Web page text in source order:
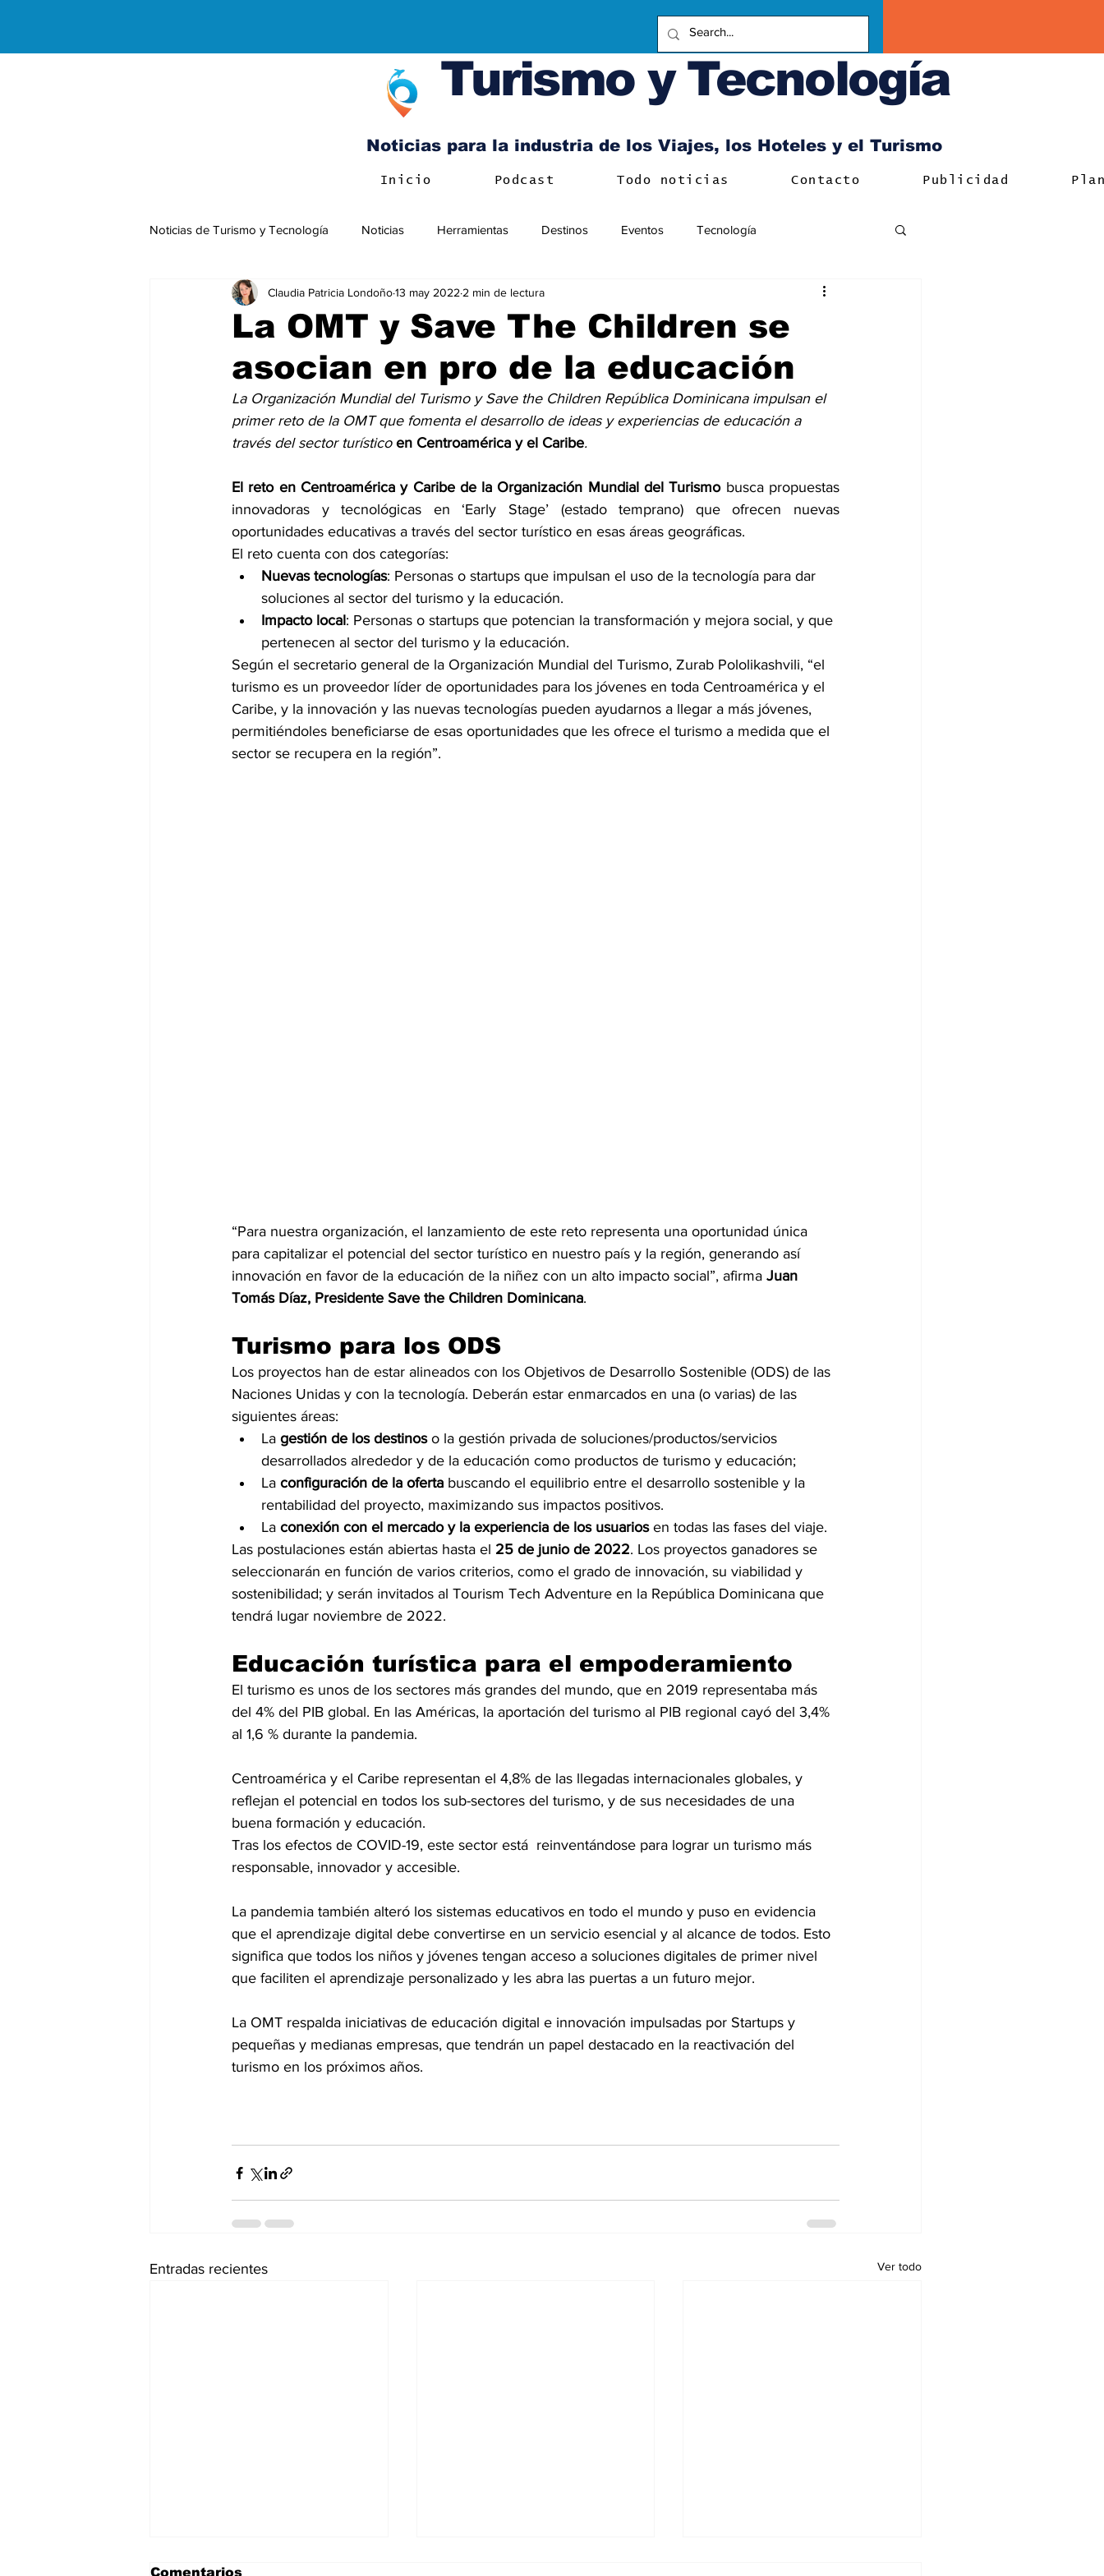
Turismo y Tecnología
Noticias para la industria de los Viajes, los Hoteles y el Turismo
Inicio Podcast Todo noticias Contacto Publicidad
Noticias de Turismo y Tecnología Noticias Herramientas Destinos Eventos Tecnología
Negocios Internacionales
La OMT y Save The Children se
asocian en pro de la educación
Claudia Patricia Londoño13 may 2022 2 min de lectura
La Organización Mundial del Turismo y Save the Children República Dominicana impulsan el
primer reto de la OMT que fomenta el desarrollo de ideas y experiencias de educación a
través del sector turístico en Centroamérica y el Caribe.
El reto en Centroamérica y Caribe de la Organización Mundial del Turismo busca propuestas
innovadoras y tecnológicas en ‘Early Stage’ (estado temprano) que ofrecen nuevas
oportunidades educativas a través del sector turístico en esas áreas geográficas.
El reto cuenta con dos categorías:
Nuevas tecnologías: Personas o startups que impulsan el uso de la tecnología para dar
soluciones al sector del turismo y la educación.
Impacto local: Personas o startups que potencian la transformación y mejora social, y que
pertenecen al sector del turismo y la educación.
Según el secretario general de la Organización Mundial del Turismo, Zurab Pololikashvili, “el
turismo es un proveedor líder de oportunidades para los jóvenes en toda Centroamérica y el
Caribe, y la innovación y las nuevas tecnologías pueden ayudarnos a llegar a más jóvenes,
permitiéndoles beneficiarse de esas oportunidades que les ofrece el turismo a medida que el
sector se recupera en la región”.
“Para nuestra organización, el lanzamiento de este reto representa una oportunidad única
para capitalizar el potencial del sector turístico en nuestro país y la región, generando así
innovación en favor de la educación de la niñez con un alto impacto social”, afirma Juan
Tomás Díaz, Presidente Save the Children Dominicana.
Turismo para los ODS
Los proyectos han de estar alineados con los Objetivos de Desarrollo Sostenible (ODS) de las
Naciones Unidas y con la tecnología. Deberán estar enmarcados en una (o varias) de las
siguientes áreas:
La gestión de los destinos o la gestión privada de soluciones/productos/servicios
desarrollados alrededor y de la educación como productos de turismo y educación;
La configuración de la oferta buscando el equilibrio entre el desarrollo sostenible y la
rentabilidad del proyecto, maximizando sus impactos positivos.
La conexión con el mercado y la experiencia de los usuarios en todas las fases del viaje.
Las postulaciones están abiertas hasta el 25 de junio de 2022. Los proyectos ganadores se
seleccionarán en función de varios criterios, como el grado de innovación, su viabilidad y
sostenibilidad; y serán invitados al Tourism Tech Adventure en la República Dominicana que
tendrá lugar noviembre de 2022.
Educación turística para el empoderamiento
El turismo es unos de los sectores más grandes del mundo, que en 2019 representaba más
del 4% del PIB global. En las Américas, la aportación del turismo al PIB regional cayó del 3,4%
al 1,6 % durante la pandemia.
Centroamérica y el Caribe representan el 4,8% de las llegadas internacionales globales, y
reflejan el potencial en todos los sub-sectores del turismo, y de sus necesidades de una
buena formación y educación.
Tras los efectos de COVID-19, este sector está  reinventándose para lograr un turismo más
responsable, innovador y accesible.
La pandemia también alteró los sistemas educativos en todo el mundo y puso en evidencia
que el aprendizaje digital debe convertirse en un servicio esencial y al alcance de todos. Esto
significa que todos los niños y jóvenes tengan acceso a soluciones digitales de primer nivel
que faciliten el aprendizaje personalizado y les abra las puertas a un futuro mejor.
La OMT respalda iniciativas de educación digital e innovación impulsadas por Startups y
pequeñas y medianas empresas, que tendrán un papel destacado en la reactivación del
turismo en los próximos años.
Entradas recientes Ver todo
Comentarios